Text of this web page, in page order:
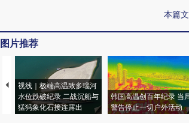
本篇
图片推荐
视线｜极端高温致多瑙河
水位跌破纪录 二战沉船与
猛犸象化石接连露出
韩国高温创百年纪录 当
警告停止一切户外活动